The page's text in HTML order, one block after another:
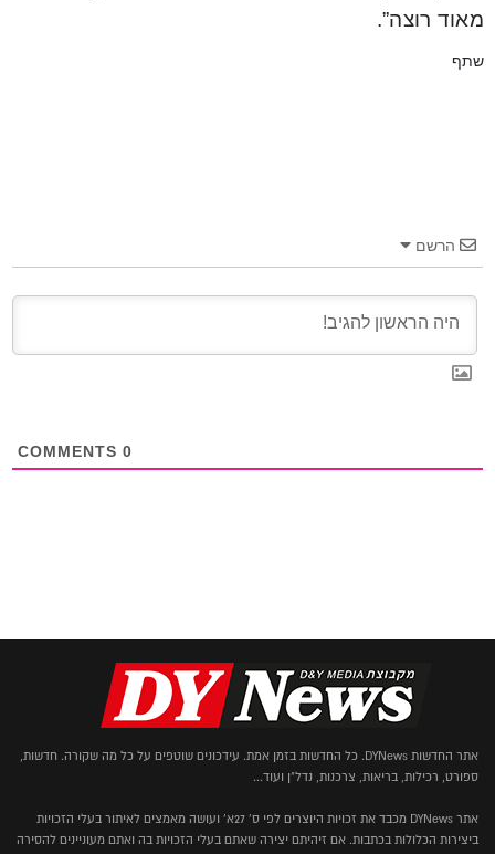
מאוד רוצה”.
שתף
הרשם
0
אתר החדשות DYNews. כל החדשות בזמן אמת. עידכונים שוטפים על כל מה שקורה. חדשות,
ספורט, רכילות, בריאות, צרכנות, נדל"ן ועוד...
אתר DYNews מכבד את זכויות היוצרים לפי ס' 27א' ועושה מאמצים לאיתור בעלי הזכויות
ביצירות הכלולות בכתבות. אם זיהיתם יצירה שאתם בעלי הזכויות בה ואתם מעוניינים להסירה